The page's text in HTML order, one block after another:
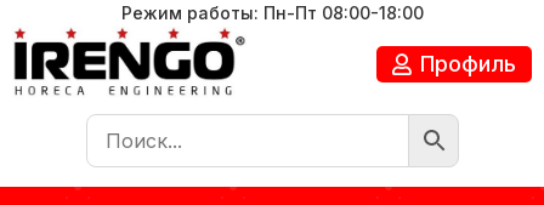
Режим работы: Пн-Пт 08:00-18:00
Профиль